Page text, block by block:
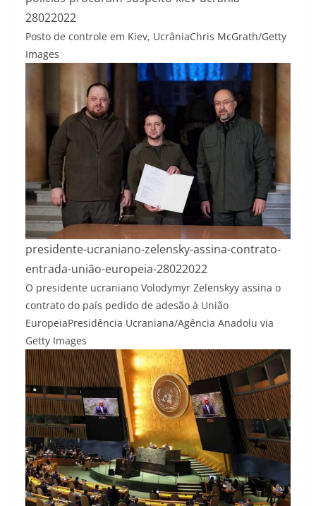
28022022
Posto de controle em Kiev, UcrâniaChris McGrath/Getty
Images
presidente-ucraniano-zelensky-assina-contrato-
entrada-união-europeia-28022022
O presidente ucraniano Volodymyr Zelenskyy assina o
contrato do país pedido de adesão à União
EuropeiaPresidência Ucraniana/Agência Anadolu via
Getty Images